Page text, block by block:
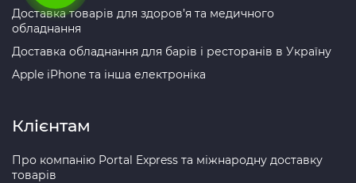
Доставка товарів для здоров’я та медичного
обладнання
Доставка обладнання для барів і ресторанів в Україну
Apple iPhone та інша електроніка
Клієнтам
Про компанію Portal Express та міжнародну доставку
товарів